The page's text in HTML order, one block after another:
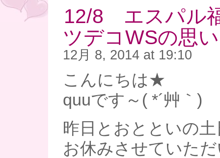
12/8 エスパル
ツデコWSの思
12月 8, 2014 at 19:10
こんにちは★
quuです～( *´艸｀)
昨日とおとといの
お休みさせていた